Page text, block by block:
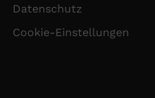
Datenschutz
Cookie-Einstellungen